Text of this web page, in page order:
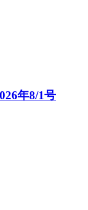
年8/1号